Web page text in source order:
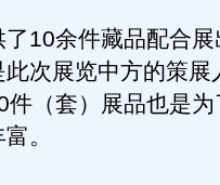
10余件藏品配合展
次展览中方的策展
件（套）展品也是
。